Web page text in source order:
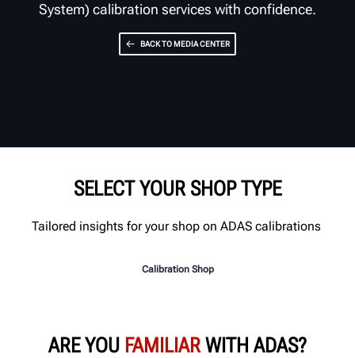
System) calibration services with confidence.
BACK TO MEDIA CENTER
SELECT YOUR SHOP TYPE
Tailored insights for your shop on ADAS calibrations
Calibration Shop
ARE YOU FAMILIAR WITH ADAS?